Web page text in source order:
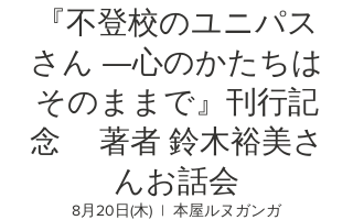
『不登校のユニパス
さん ―心のかたちは
そのままで』刊行記
念 著者 鈴木裕美さ
んお話会
8月20日(木)
  |
本屋ルヌガンガ